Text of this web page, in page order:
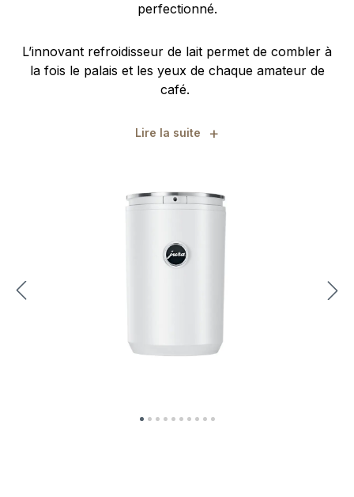
perfectionné.
L’innovant refroidisseur de lait permet de combler à
la fois le palais et les yeux de chaque amateur de
café.
Lire la suite +